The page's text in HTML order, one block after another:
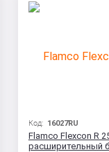
Код: 16027RU
Flamco Flexcon R
расширительный